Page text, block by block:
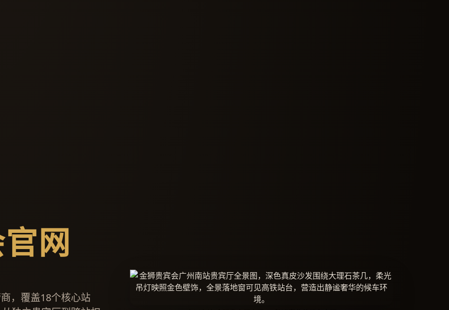
网
，覆盖18个核心站